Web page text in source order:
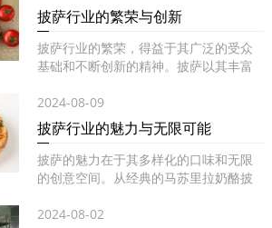
披萨行业的繁荣与创新
披萨行业的繁荣，得益于其广泛的受众
基础和不断创新的精神。披萨以其丰富
2024-08-09
披萨行业的魅力与无限可能
披萨的魅力在于其多样化的口味和无限
的创意空间。从经典的马苏里拉奶酪披
2024-08-02